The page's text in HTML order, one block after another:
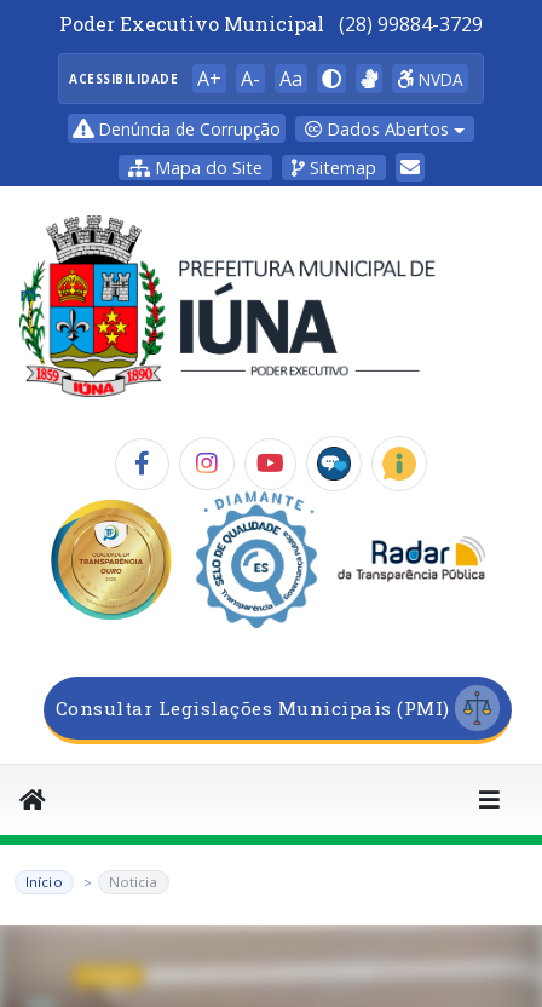
Poder Executivo Municipal (28) 99884-3729
ACESSIBILIDADE A+ A- Aa NVDA
Denúncia de Corrupção
Dados Abertos
Mapa do Site
Sitemap
Consultar Legislações Municipais (PMI)
Início Noticia